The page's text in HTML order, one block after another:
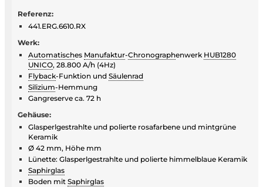
Referenz:
441.ERG.6610.RX
Werk:
Automatisches Manufaktur-Chronographenwerk HUB1280
UNICO, 28.800 A/h (4Hz)
Flyback-Funktion und Säulenrad
Silizium-Hemmung
Gangreserve ca. 72 h
Gehäuse:
Glasperlgestrahlte und polierte rosafarbene und mintgrüne
Keramik
Ø 42 mm, Höhe mm
Lünette: Glasperlgestrahlte und polierte himmelblaue Keramik
Saphirglas
Boden mit Saphirglas